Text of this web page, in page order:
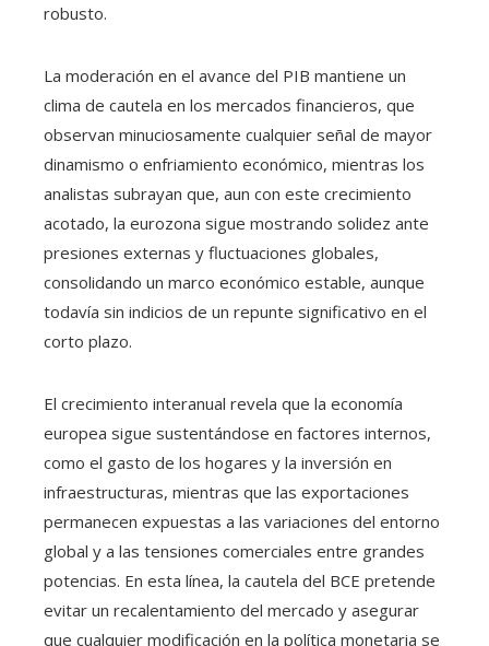
robusto.
La moderación en el avance del PIB mantiene un
clima de cautela en los mercados financieros, que
observan minuciosamente cualquier señal de mayor
dinamismo o enfriamiento económico, mientras los
analistas subrayan que, aun con este crecimiento
acotado, la eurozona sigue mostrando solidez ante
presiones externas y fluctuaciones globales,
consolidando un marco económico estable, aunque
todavía sin indicios de un repunte significativo en el
corto plazo.
El crecimiento interanual revela que la economía
europea sigue sustentándose en factores internos,
como el gasto de los hogares y la inversión en
infraestructuras, mientras que las exportaciones
permanecen expuestas a las variaciones del entorno
global y a las tensiones comerciales entre grandes
potencias. En esta línea, la cautela del BCE pretende
evitar un recalentamiento del mercado y asegurar
que cualquier modificación en la política monetaria se